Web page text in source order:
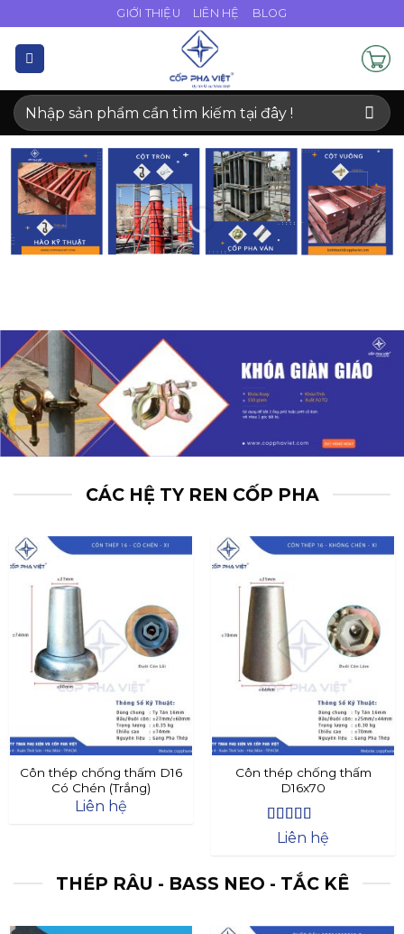
dung
GIỚI THIỆU LIÊN HỆ BLOG
Tìm
kiếm:
CÁC HỆ TY REN CỐP PHA
Côn thép chống thấm D16
Có Chén (Trắng)
Liên hệ
Côn thép chống thấm
D16x70
Được xếp
5
Liên hệ
THÉP RÂU - BASS NEO - TẮC KÊ